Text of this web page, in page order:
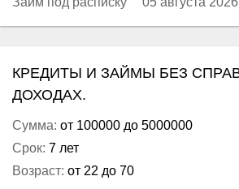
КРЕДИТЫ И ЗАЙМЫ БЕЗ
ДОХОДАХ.
Сумма: от 100000 до 5000000
Срок: 7 лет
Возраст: от 22 до 70